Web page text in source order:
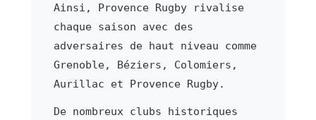
Ainsi, Provence Rugby rivalise
chaque saison avec des
adversaires de haut niveau comme
Grenoble, Béziers, Colomiers,
Aurillac et Provence Rugby.
De nombreux clubs historiques